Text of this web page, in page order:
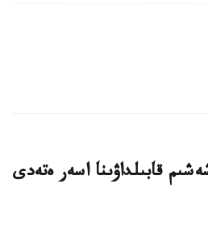
قابىلداۋىنا اسەر ەتەدى